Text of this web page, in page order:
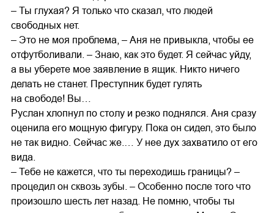
– Ты глухая? Я только что сказал, что людей
свободных нет.
– Это не моя проблема, – Аня не привыкла, чтобы ее
отфутболивали. – Знаю, как это будет. Я сейчас уйду,
а вы уберете мое заявление в ящик. Никто ничего
делать не станет. Преступник будет гулять
на свободе! Вы…
Руслан хлопнул по столу и резко поднялся. Аня сразу
оценила его мощную фигуру. Пока он сидел, это было
не так видно. Сейчас же.… У нее дух захватило от его
вида.
– Тебе не кажется, что ты переходишь границы? –
процедил он сквозь зубы. – Особенно после того что
произошло шесть лет назад. Не помню, чтобы ты